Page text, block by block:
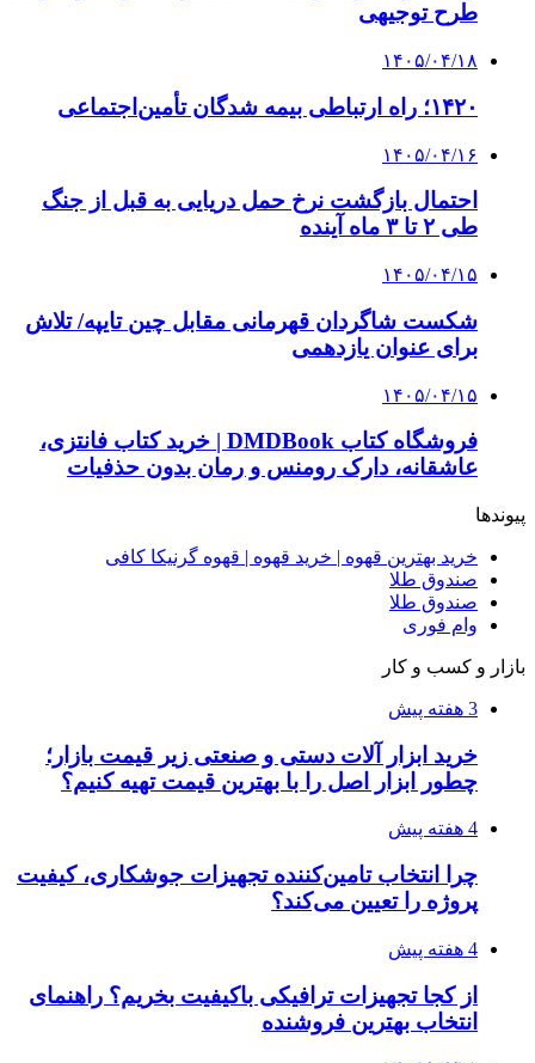
انتخاب بهترین فروشنده
۱۴۰۵/۰۴/۱۸
راه اندازی مرغداری؛ محاسبه هزینه، درآمد و سود با
طرح توجیهی
۱۴۰۵/۰۴/۱۵
فروشگاه کتاب DMDBook | خرید کتاب فانتزی،
عاشقانه، دارک رومنس و رمان بدون حذفیات
۱۴۰۵/۰۴/۱۴
راهنمای جامع خرید تجهیزات اندازه گیری؛ چطور
دقیق‌ترین ابزارها را آنلاین بخریم؟
۱۴۰۵/۰۴/۰۹
آربی نوا؛ راهکار هوشمند برای شناسایی
فرصت‌های آربیتراژ ارز دیجیتال
۱۴۰۵/۰۴/۰۶
محبوب شده است؟
۱۴۰۵/۰۳/۳۱
از کجا بفهمیم کانال‌های هوا نشتی دارند؟ ۸ نشانه
که نباید نادیده بگیرید
۱۴۰۵/۰۳/۲۸
چرا بسیاری از کسب‌وکارها بدون ثبت شرکت
نمی‌توانند با سازمان‌ها و شرکت‌های بزرگ همکاری
پیشنهاد سردبیر